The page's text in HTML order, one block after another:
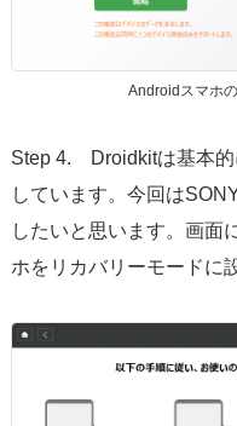
Androidスマホ
Step 4. Droidkitは基本的
しています。今回は
したいと思います。画面
ホをリカバリーモードに